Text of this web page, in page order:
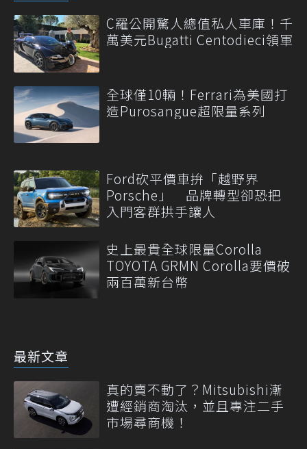
C羅公開驚人總值私人車庫！千
萬美元Bugatti Centodieci領軍
全球僅10輛！Ferrari為美國打
造Purosangue超限量系列
Ford砍平價車拚「越野界
Porsche」 品牌轉型卻恐把
入門客群拱手讓人
史上最貴全球限量Corolla
TOYOTA GRMN Corolla要價破
兩百萬新台幣
最新文章
真的賣不動了？Mitsubishi漸
遭經銷商淘汰，並且專注二手
市場尋商機！